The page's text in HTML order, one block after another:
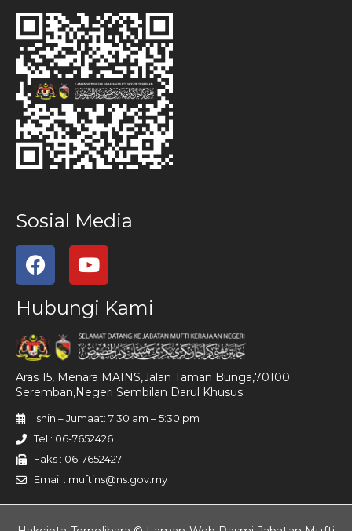
Sosial Media
Hubungi Kami
Aras 15, Menara MAINS,Jalan Taman Bunga,70100
Seremban,Negeri Sembilan Darul Khusus.
Isnin – Jumaat: 7:30 am – 5:30 pm
Tel : 06-7652426
Faks : 06-7652427
Email : muftins@ns.gov.my